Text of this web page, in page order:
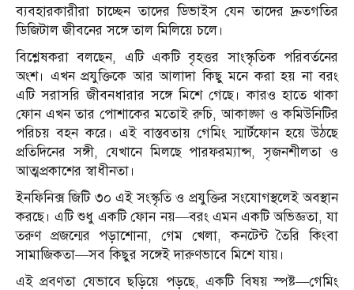
ব্যবহারকারীরা চাচ্ছেন তাদের ডিভাইস যেন তাদের দ্রুতগতির
ডিজিটাল জীবনের সঙ্গে তাল মিলিয়ে চলে।
বিশ্লেষকরা বলছেন, এটি একটি বৃহত্তর সাংস্কৃতিক পরিবর্তনের
অংশ। এখন প্রযুক্তিকে আর আলাদা কিছু মনে করা হয় না বরং
এটি সরাসরি জীবনধারার সঙ্গে মিশে গেছে। কারও হাতে থাকা
ফোন এখন তার পোশাকের মতোই রুচি, আকাঙ্ক্ষা ও কমিউনিটির
পরিচয় বহন করে। এই বাস্তবতায় গেমিং স্মার্টফোন হয়ে উঠছে
প্রতিদিনের সঙ্গী, যেখানে মিলছে পারফরম্যান্স, সৃজনশীলতা ও
আত্মপ্রকাশের স্বাধীনতা।
ইনফিনিক্স জিটি ৩০ এই সংস্কৃতি ও প্রযুক্তির সংযোগস্থলেই অবস্থান
করছে। এটি শুধু একটি ফোন নয়—বরং এমন একটি অভিজ্ঞতা, যা
তরুণ প্রজন্মের পড়াশোনা, গেম খেলা, কনটেন্ট তৈরি কিংবা
সামাজিকতা—সব কিছুর সঙ্গেই দারুণভাবে মিশে যায়।
এই প্রবণতা যেভাবে ছড়িয়ে পড়ছে, একটি বিষয় স্পষ্ট—গেমিং